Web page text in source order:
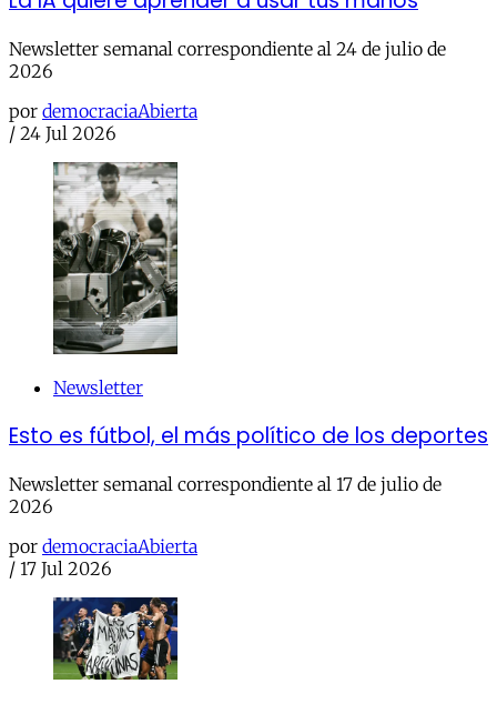
Newsletter semanal correspondiente al 24 de julio de
2026
por democraciaAbierta
/ 24 Jul 2026
Newsletter
Esto es fútbol, el más político de los deportes
Newsletter semanal correspondiente al 17 de julio de
2026
por democraciaAbierta
/ 17 Jul 2026